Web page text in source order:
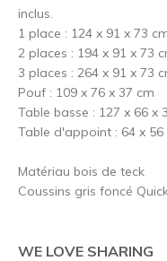
inclus.
1 place : 124 x 91 x 73
2 places : 194 x 91 x 73
3 places : 264 x 91 x 73
Pouf : 109 x 76 x 37 cm
Table basse : 127 x 66 x
Table d'appoint : 64 x 56
Matériau bois de teck
Coussins gris foncé
WE LOVE SHARING